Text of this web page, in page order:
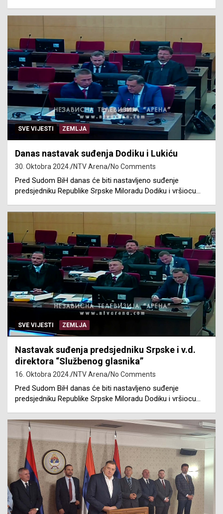
SVE VIJESTI ZEMLJA
Danas nastavak suđenja Dodiku i Lukiću
30. Oktobra 2024. NTV Arena No Comments
Pred Sudom BiH danas će biti nastavljeno suđenje
predsjedniku Republike Srpske Miloradu Dodiku i vršiocu…
SVE VIJESTI ZEMLJA
Nastavak suđenja predsjedniku Srpske i v.d.
direktora “Službenog glasnika”
16. Oktobra 2024. NTV Arena No Comments
Pred Sudom BiH danas će biti nastavljeno suđenje
predsjedniku Republike Srpske Miloradu Dodiku i vršiocu…